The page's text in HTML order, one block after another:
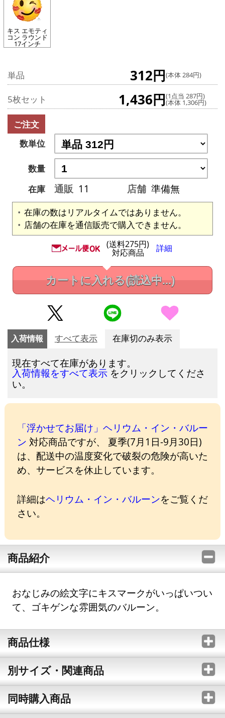
キス エモティ
コン ラウンド
17インチ
単品 312円(本体 284円)
5枚セット 1,436円(1点当 287円)
(本体 1,306円)
ご注文
数単位
数量
在庫
通販 11 店舗 準備無
在庫の数はリアルタイムではありません。
店舗の在庫を通信販売で購入できません。
(送料275円)
対応商品 詳細
カートに入れる(読込中...)
入荷情報 すべて表示 在庫切のみ表示
現在すべて在庫があります。
入荷情報をすべて表示 をクリックしてくださ
い。
「浮かせてお届け」ヘリウム・イン・バルー
ン 対応商品ですが、 夏季(7月1日-9月30日)
は、配送中の温度変化で破裂の危険が高いた
め、サービスを休止しています。
詳細はヘリウム・イン・バルーンをご覧くだ
さい。
商品紹介
おなじみの絵文字にキスマークがいっぱいつい
て、ゴキゲンな雰囲気のバルーン。
商品仕様
別サイズ・関連商品
同時購入商品